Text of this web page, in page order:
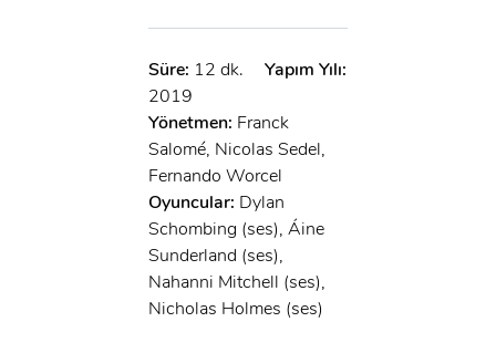
Süre: 12 dk.
Yapım Yılı:
2019
Yönetmen: Franck
Salomé, Nicolas Sedel,
Fernando Worcel
Oyuncular: Dylan
Schombing (ses), Áine
Sunderland (ses),
Nahanni Mitchell (ses),
Nicholas Holmes (ses)